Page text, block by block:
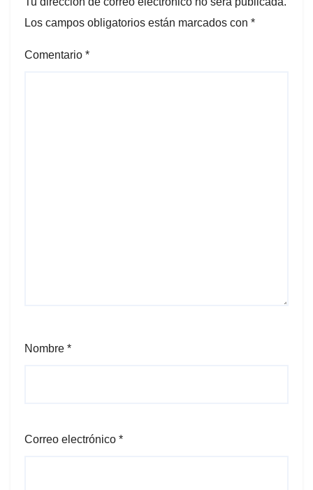
Los campos obligatorios están marcados con *
Comentario *
Nombre *
Correo electrónico *